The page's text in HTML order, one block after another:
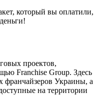
который вы оплатили,
проектов,
Franchise Group. Здесь
франчайзеров Украины, а
на территории